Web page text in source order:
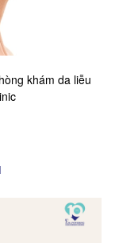
khám da liễu